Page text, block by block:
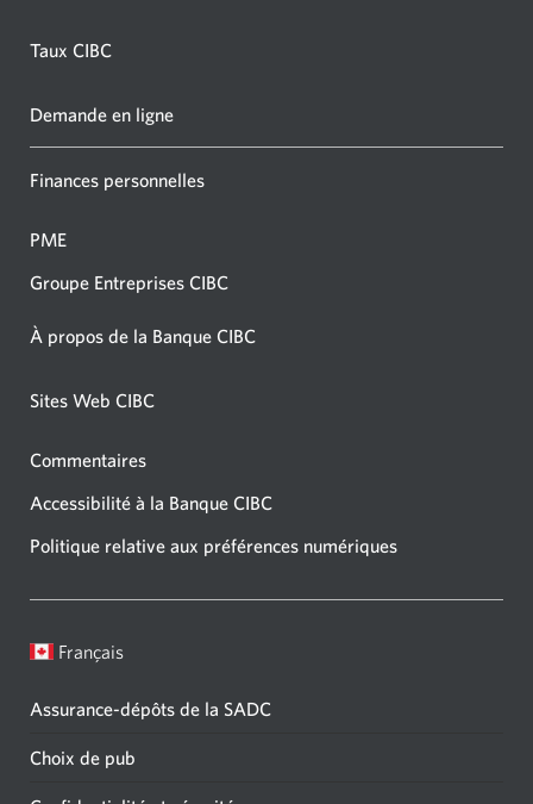
Taux CIBC
Demande en ligne
Finances personnelles
PME
Groupe Entreprises CIBC
À propos de la Banque CIBC
Sites Web CIBC
Commentaires
Accessibilité à la Banque CIBC
Politique relative aux préférences numériques
Français
Assurance-dépôts de la SADC
Choix de pub